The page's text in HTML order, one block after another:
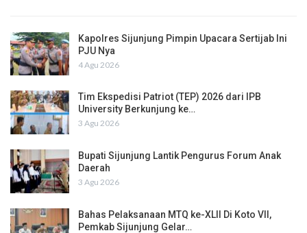
Kapolres Sijunjung Pimpin Upacara Sertijab Ini
PJU Nya
4 Agu 2026
Tim Ekspedisi Patriot (TEP) 2026 dari IPB
University Berkunjung ke…
3 Agu 2026
Bupati Sijunjung Lantik Pengurus Forum Anak
Daerah
3 Agu 2026
Bahas Pelaksanaan MTQ ke-XLII Di Koto VII,
Pemkab Sijunjung Gelar…